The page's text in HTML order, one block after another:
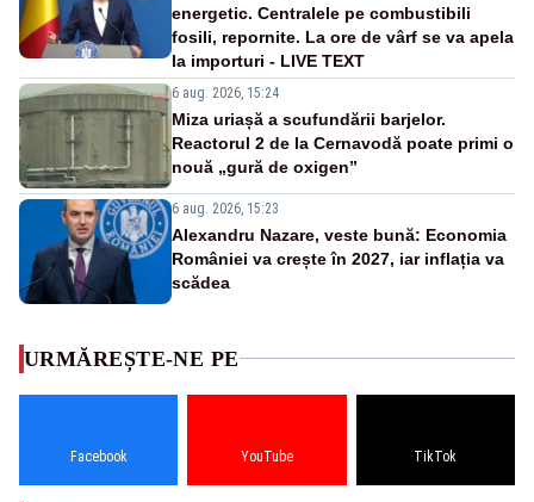
energetic. Centralele pe combustibili
fosili, repornite. La ore de vârf se va apela
la importuri - LIVE TEXT
6 aug. 2026, 15:24
Miza uriașă a scufundării barjelor.
Reactorul 2 de la Cernavodă poate primi o
nouă „gură de oxigen”
6 aug. 2026, 15:23
Alexandru Nazare, veste bună: Economia
României va crește în 2027, iar inflația va
scădea
URMĂREȘTE-NE PE
Facebook YouTube TikTok